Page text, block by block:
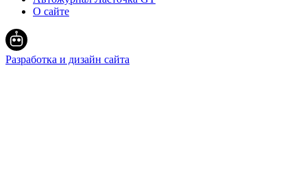
О сайте
Разработка и дизайн сайта